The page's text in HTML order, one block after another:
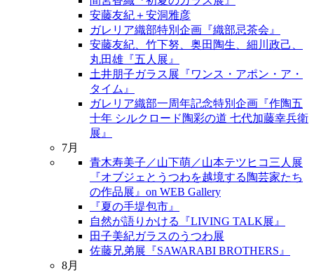
安藤友紀＋安洞雅彦
ガレリア織部特別企画『織部忌茶会』
安藤友紀、竹下努、奥田陶生、細川政己、
丸田雄『五人展』
土井朋子ガラス展『ワンス・アポン・ア・
タイム』
ガレリア織部一周年記念特別企画『作陶五
十年 シルクロード陶彩の道 七代加藤幸兵衛
展』
7月
青木寿美子／山下萌／山本テツヒコ三人展
『オブジェとうつわを越境する陶芸家たち
の作品展』on WEB Gallery
『夏の手堤包市』
自然が語りかける『LIVING TALK展』
田子美紀ガラスのうつわ展
佐藤兄弟展『SAWARABI BROTHERS』
8月